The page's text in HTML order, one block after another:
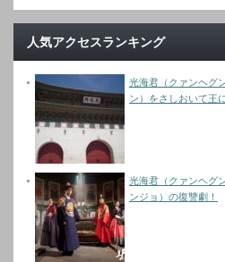
人気アクセスランキング
光海君（クァンヘグ
ン）をさしおいて王
光海君（クァンヘグ
ンジョ）の復讐劇！